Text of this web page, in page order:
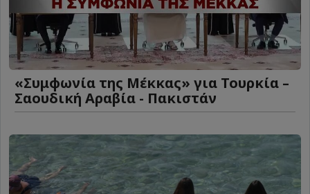
«Συμφωνία της Μέκκας» για Τουρκία –
Σαουδική Αραβία - Πακιστάν